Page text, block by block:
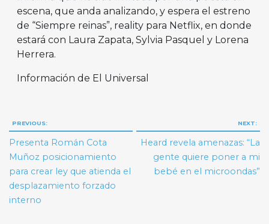
escena, que anda analizando, y espera el estreno
de “Siempre reinas”, reality para Netflix, en donde
estará con Laura Zapata, Sylvia Pasquel y Lorena
Herrera.
Información de El Universal
Navegación
de
entradas
PREVIOUS:
Presenta Román Cota
Muñoz posicionamiento
para crear ley que atienda el
desplazamiento forzado
interno
NEXT:
Heard revela amenazas: “La
gente quiere poner a mi
bebé en el microondas”